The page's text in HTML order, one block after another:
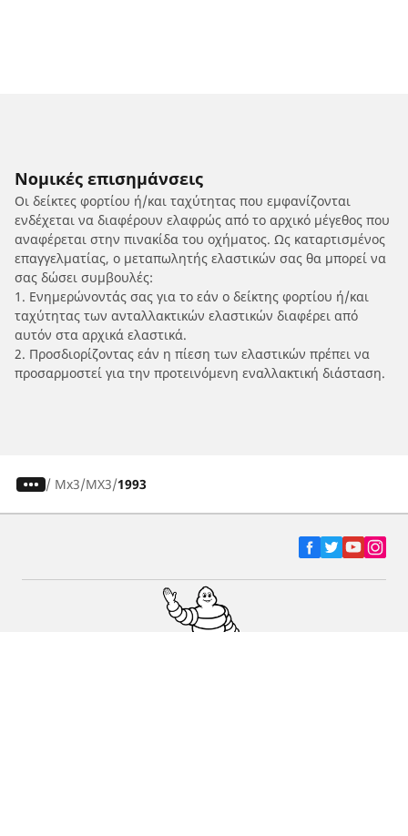
Νομικές επισημάνσεις
Οι δείκτες φορτίου ή/και ταχύτητας που εμφανίζονται
ενδέχεται να διαφέρουν ελαφρώς από το αρχικό μέγεθος που
αναφέρεται στην πινακίδα του οχήματος. Ως καταρτισμένος
επαγγελματίας, ο μεταπωλητής ελαστικών σας θα μπορεί να
σας δώσει συμβουλές:
1. Ενημερώνοντάς σας για το εάν ο δείκτης φορτίου ή/και
ταχύτητας των ανταλλακτικών ελαστικών διαφέρει από
αυτόν στα αρχικά ελαστικά.
2. Προσδιορίζοντας εάν η πίεση των ελαστικών πρέπει να
προσαρμοστεί για την προτεινόμενη εναλλακτική διάσταση.
/ Mx3 MX3 1993